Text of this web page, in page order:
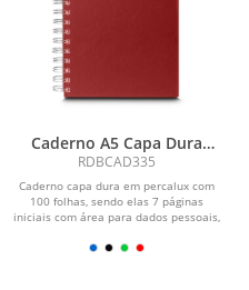
Caderno A5 Capa Dura
Percalux
RDBCAD335
Caderno capa dura em percalux com
100 folhas, sendo elas 7 páginas
iniciais com área para dados pessoais,